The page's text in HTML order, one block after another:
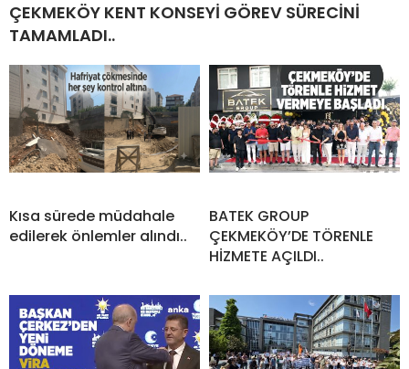
ÇEKMEKÖY KENT KONSEYİ GÖREV SÜRECİNİ
TAMAMLADI..
Kısa sürede müdahale
edilerek önlemler alındı..
BATEK GROUP
ÇEKMEKÖY’DE TÖRENLE
HİZMETE AÇILDI..